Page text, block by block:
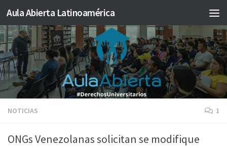
Saltar al contenido
Aula Abierta Latinoamérica
NOTICIAS 1
ONGs Venezolanas solicitan se modifique